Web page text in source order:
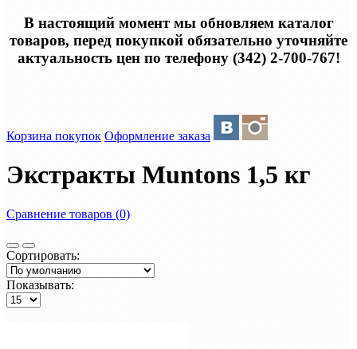
В настоящий момент мы обновляем каталог
товаров, перед покупкой обязательно уточняйте
актуальность цен по телефону (342) 2-700-767!
Корзина покупок Оформление заказа
Экстракты Muntons 1,5 кг
Сравнение товаров (0)
Сортировать:
Показывать: